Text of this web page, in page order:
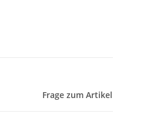
Frage zum Artikel